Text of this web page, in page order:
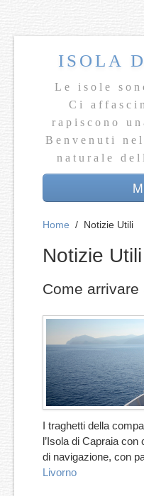
ISOLA
Le isole
Ci
rapiscono
Benvenuti
naturale
Dove dormire
Appuntamenti
Notizie Utili
Contatti
Home / Notizie Utili
Notizie Utili
Come arrivare
I traghetti della
l’Isola di Capraia
di navigazione, con
Livorno